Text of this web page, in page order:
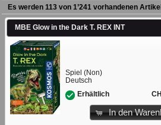
Es werden 113 von 1’241 vorhandenen
MBE Glow in the Dark T. REX INT
Spiel (Non)
Deutsch
Erhältlich
In den